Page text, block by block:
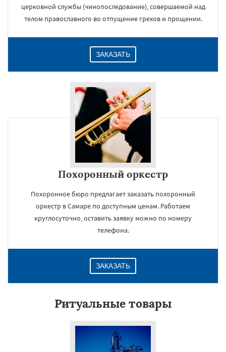
церковной службы (чинопоследование), совершаемой над
телом православного во отпущение грехов и прощении.
ЗАКАЗАТЬ
Похоронный оркестр
Похоронное бюро предлагает заказать похоронный
оркестр в Самаре по доступным ценам. Работаем
круглосуточно, оставить заявку можно по номеру
телефона.
ЗАКАЗАТЬ
Ритуальные товары